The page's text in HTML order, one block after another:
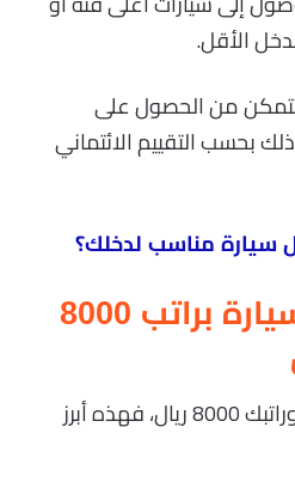
الأقل.
تتمكن من الحصول على
بحسب التقييم الائتماني
سيارة مناسب لدخلك؟
شروط تقسيط سيارة براتب 8000
إذا كنت سعودي الجنسية وراتبك 8000 ريال، فهذه أبرز